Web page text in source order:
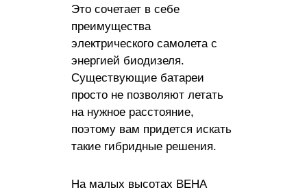
Это сочетает в себе
преимущества
электрического самолета с
энергией биодизеля.
Существующие батареи
просто не позволяют летать
на нужное расстояние,
поэтому вам придется искать
такие гибридные решения.
На малых высотах BEHA